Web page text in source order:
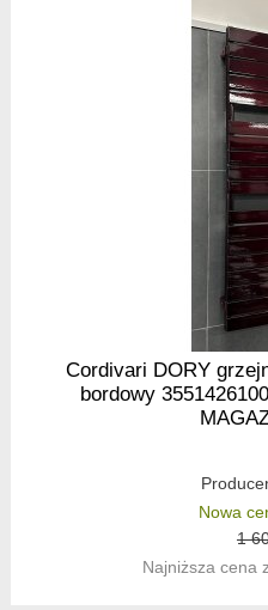
Cordivari DORY
bordowy
Nowa
1
Najniższa cena